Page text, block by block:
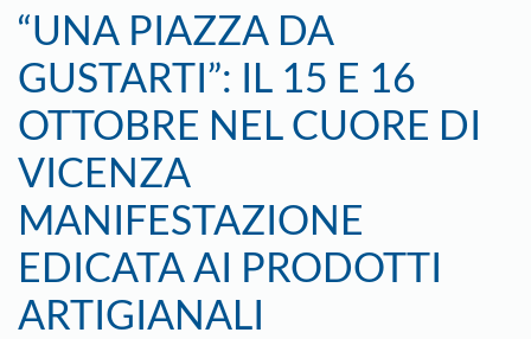
“UNA PIAZZA DA
GUSTARTI”: IL 15 E 16
OTTOBRE NEL CUORE DI
VICENZA
MANIFESTAZIONE
EDICATA AI PRODOTTI
ARTIGIANALI